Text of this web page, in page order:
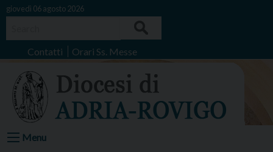
Skip
giovedì 06 agosto 2026
Contatti Orari Ss. Messe
Menu